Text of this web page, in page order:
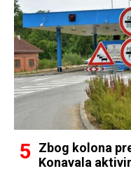
Zbog kolona
Konavala